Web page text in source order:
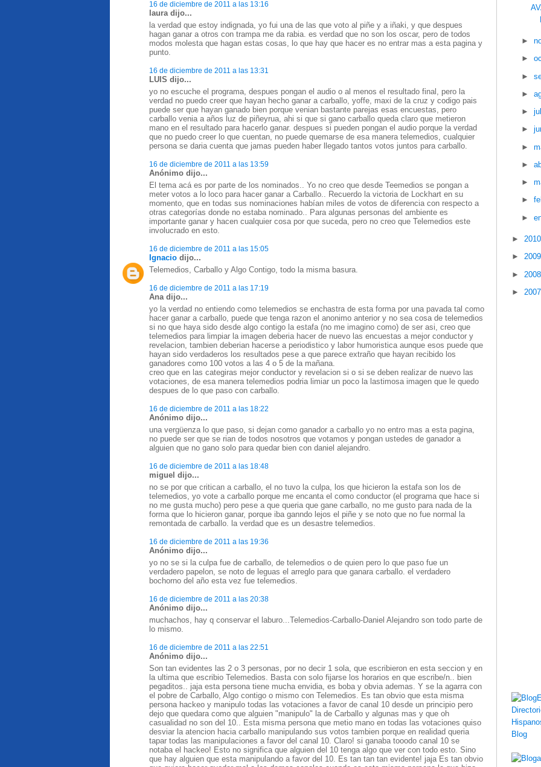
16 de diciembre de 2011 a las 13:16
laura dijo...
la verdad que estoy indignada, yo fui una de las que voto al piñe y a iñaki, y que despues
hagan ganar a otros con trampa me da rabia. es verdad que no son los oscar, pero de todos
modos molesta que hagan estas cosas, lo que hay que hacer es no entrar mas a esta pagina y
punto.
16 de diciembre de 2011 a las 13:31
LUIS dijo...
yo no escuche el programa, despues pongan el audio o al menos el resultado final, pero la
verdad no puedo creer que hayan hecho ganar a carballo, yoffe, maxi de la cruz y codigo pais
puede ser que hayan ganado bien porque venian bastante parejas esas encuestas, pero
carballo venia a años luz de piñeyrua, ahi si que si gano carballo queda claro que metieron
mano en el resultado para hacerlo ganar. despues si pueden pongan el audio porque la verdad
que no puedo creer lo que cuentan, no puede quemarse de esa manera telemedios, cualquier
persona se daria cuenta que jamas pueden haber llegado tantos votos juntos para carballo.
16 de diciembre de 2011 a las 13:59
Anónimo dijo...
El tema acá es por parte de los nominados.. Yo no creo que desde Teemedios se pongan a
meter votos a lo loco para hacer ganar a Carballo.. Recuerdo la victoria de Lockhart en su
momento, que en todas sus nominaciones habían miles de votos de diferencia con respecto a
otras categorías donde no estaba nominado.. Para algunas personas del ambiente es
importante ganar y hacen cualquier cosa por que suceda, pero no creo que Telemedios este
involucrado en esto.
16 de diciembre de 2011 a las 15:05
Ignacio dijo...
Telemedios, Carballo y Algo Contigo, todo la misma basura.
16 de diciembre de 2011 a las 17:19
Ana dijo...
yo la verdad no entiendo como telemedios se enchastra de esta forma por una pavada tal como
hacer ganar a carballo, puede que tenga razon el anonimo anterior y no sea cosa de telemedios
si no que haya sido desde algo contigo la estafa (no me imagino como) de ser asi, creo que
telemedios para limpiar la imagen deberia hacer de nuevo las encuestas a mejor conductor y
revelacion, tambien deberian hacerse a periodistico y labor humoristica aunque esos puede que
hayan sido verdaderos los resultados pese a que parece extraño que hayan recibido los
ganadores como 100 votos a las 4 o 5 de la mañana.
creo que en las categiras mejor conductor y revelacion si o si se deben realizar de nuevo las
votaciones, de esa manera telemedios podria limiar un poco la lastimosa imagen que le quedo
despues de lo que paso con carballo.
16 de diciembre de 2011 a las 18:22
Anónimo dijo...
una vergüenza lo que paso, si dejan como ganador a carballo yo no entro mas a esta pagina,
no puede ser que se rian de todos nosotros que votamos y pongan ustedes de ganador a
alguien que no gano solo para quedar bien con daniel alejandro.
16 de diciembre de 2011 a las 18:48
miguel dijo...
no se por que critican a carballo, el no tuvo la culpa, los que hicieron la estafa son los de
telemedios, yo vote a carballo porque me encanta el como conductor (el programa que hace si
no me gusta mucho) pero pese a que queria que gane carballo, no me gusto para nada de la
forma que lo hicieron ganar, porque iba ganndo lejos el piñe y se noto que no fue normal la
remontada de carballo. la verdad que es un desastre telemedios.
16 de diciembre de 2011 a las 19:36
Anónimo dijo...
yo no se si la culpa fue de carballo, de telemedios o de quien pero lo que paso fue un
verdadero papelon, se noto de leguas el arreglo para que ganara carballo. el verdadero
bochorno del año esta vez fue telemedios.
16 de diciembre de 2011 a las 20:38
Anónimo dijo...
muchachos, hay q conservar el laburo...Telemedios-Carballo-Daniel Alejandro son todo parte de
lo mismo.
16 de diciembre de 2011 a las 22:51
Anónimo dijo...
Son tan evidentes las 2 o 3 personas, por no decir 1 sola, que escribieron en esta seccion y en
la ultima que escribio Telemedios. Basta con solo fijarse los horarios en que escribe/n.. bien
pegaditos.. jaja esta persona tiene mucha envidia, es boba y obvia ademas. Y se la agarra con
el pobre de Carballo, Algo contigo o mismo con Telemedios. Es tan obvio que esta misma
persona hackeo y manipulo todas las votaciones a favor de canal 10 desde un principio pero
dejo que quedara como que alguien "manipulo" la de Carballo y algunas mas y que oh
casualidad no son del 10.. Esta misma persona que metio mano en todas las votaciones quiso
desviar la atencion hacia carballo manipulando sus votos tambien porque en realidad queria
tapar todas las manipulaciones a favor del canal 10. Claro! si ganaba tooodo canal 10 se
notaba el hackeo! Esto no significa que alguien del 10 tenga algo que ver con todo esto. Sino
que hay alguien que esta manipulando a favor del 10. Es tan tan tan evidente! jaja Es tan obvio
►
►
►
►
►
►
►
►
►
►
►
►
►
►
►